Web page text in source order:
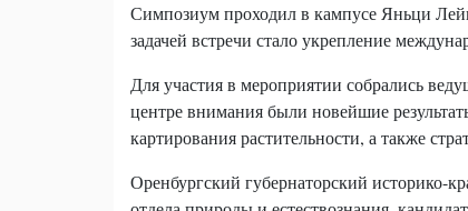
Симпозиум проходил в кампусе Яньци
задачей встречи стало укрепление
Для участия в мероприятии собрались
центре внимания были новейшие
картирования растительности, а также
Оренбургский губернаторский историко-